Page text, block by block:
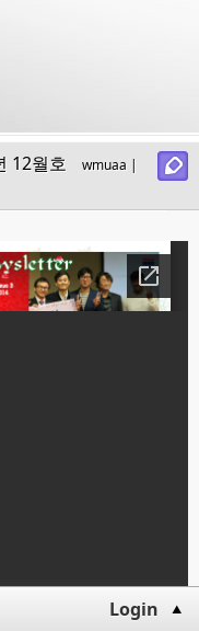
12월호
wmuaa |
Login